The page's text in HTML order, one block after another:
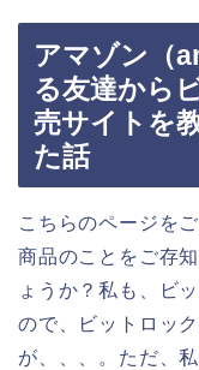
アマゾン（
る友達から
売サイトを
た話
こちらのページを
商品のことをご存
ょうか？私も、ビ
ので、ビットロッ
が、、、。ただ、